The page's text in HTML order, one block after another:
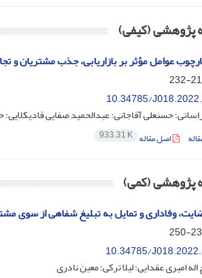
پژوهشی (کیفی)
عوامل مؤثر بر بازاریابی، جذب مشتریان و
10.34785/
حسنعلی آقاجانی؛ عبدالحمید صفایی
اصل مقاله 933.31 K
پژوهشی (کمی)
وفاداری و تمایل به تبلیغ شفاهی از سوی
10.34785/
امیری عقدایی؛ لیلا ترکی؛ معین نادری